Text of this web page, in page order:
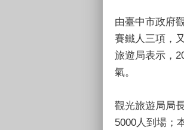
由臺中市政府
賽鐵人三項，
旅遊局表示，
氣。
觀光旅遊局局
5000人到場；